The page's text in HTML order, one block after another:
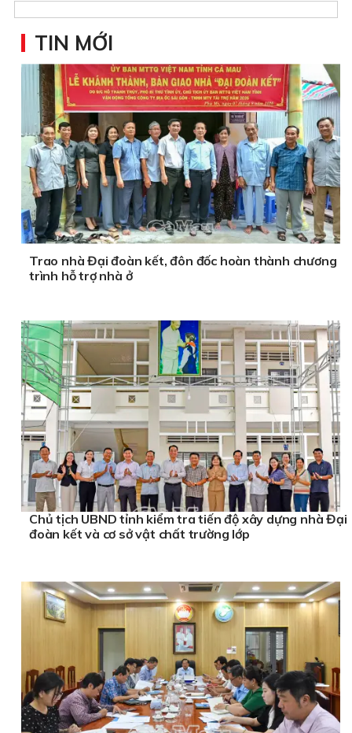
TIN MỚI
Trao nhà Đại đoàn kết, đôn đốc hoàn thành chương
trình hỗ trợ nhà ở
Chủ tịch UBND tỉnh kiểm tra tiến độ xây dựng nhà Đại
đoàn kết và cơ sở vật chất trường lớp